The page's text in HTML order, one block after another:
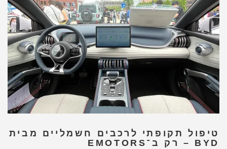
טיפול תקופתי לרכבים חשמליים מבית
BYD – רק ב־EMOTORS